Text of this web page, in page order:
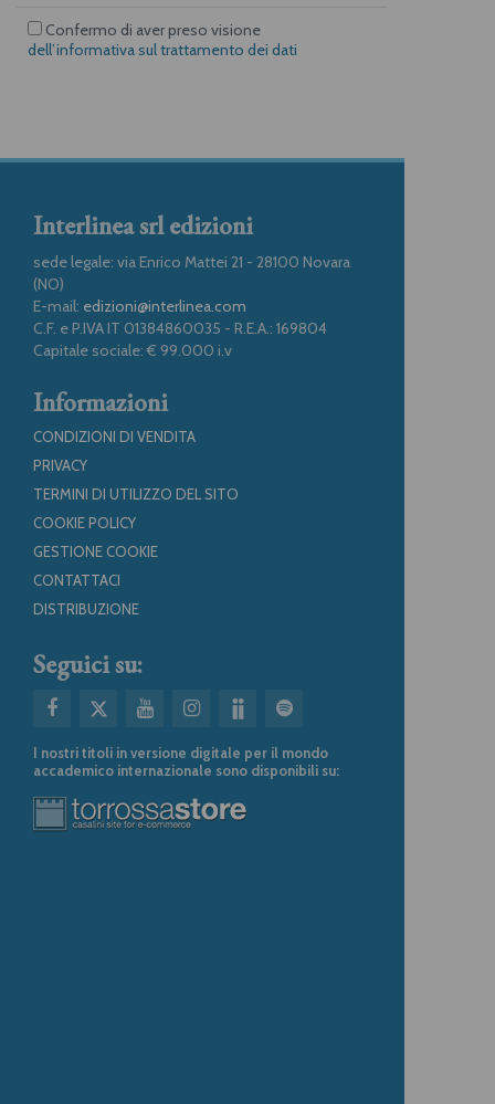
Confermo di aver preso visione
dell’informativa sul trattamento dei dati
Interlinea srl edizioni
sede legale: via Enrico Mattei 21 - 28100 Novara
(NO)
E-mail: edizioni@interlinea.com
C.F. e P.IVA IT 01384860035 - R.E.A.: 169804
Capitale sociale: € 99.000 i.v
Informazioni
CONDIZIONI DI VENDITA
PRIVACY
TERMINI DI UTILIZZO DEL SITO
COOKIE POLICY
GESTIONE COOKIE
CONTATTACI
DISTRIBUZIONE
Seguici su:
I nostri titoli in versione digitale per il mondo
accademico internazionale sono disponibili su: